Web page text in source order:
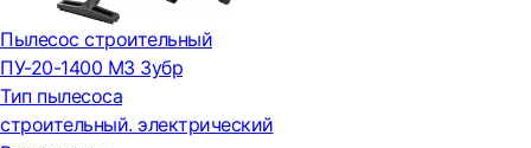
Пылесос строительный
ПУ-20-1400 М3 Зубр
Тип пылесоса
строительный. электрический